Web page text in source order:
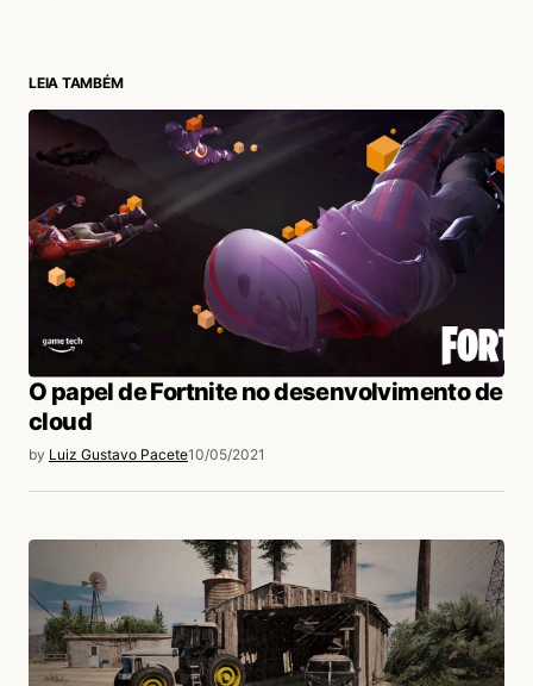
LEIA TAMBÉM
O papel de Fortnite no desenvolvimento de
cloud
by Luiz Gustavo Pacete10/05/2021